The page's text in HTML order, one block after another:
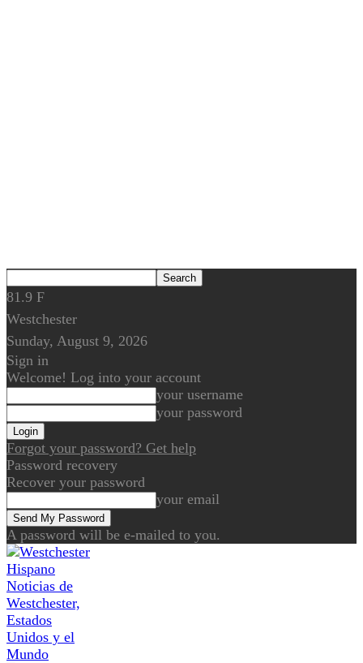
81.9 F
Westchester
Sunday, August 9, 2026
Sign in
Welcome! Log into your account
your username
your password
Forgot your password? Get help
Password recovery
Recover your password
your email
A password will be e-mailed to you.
Noticias de
Westchester,
Estados
Unidos y el
Mundo